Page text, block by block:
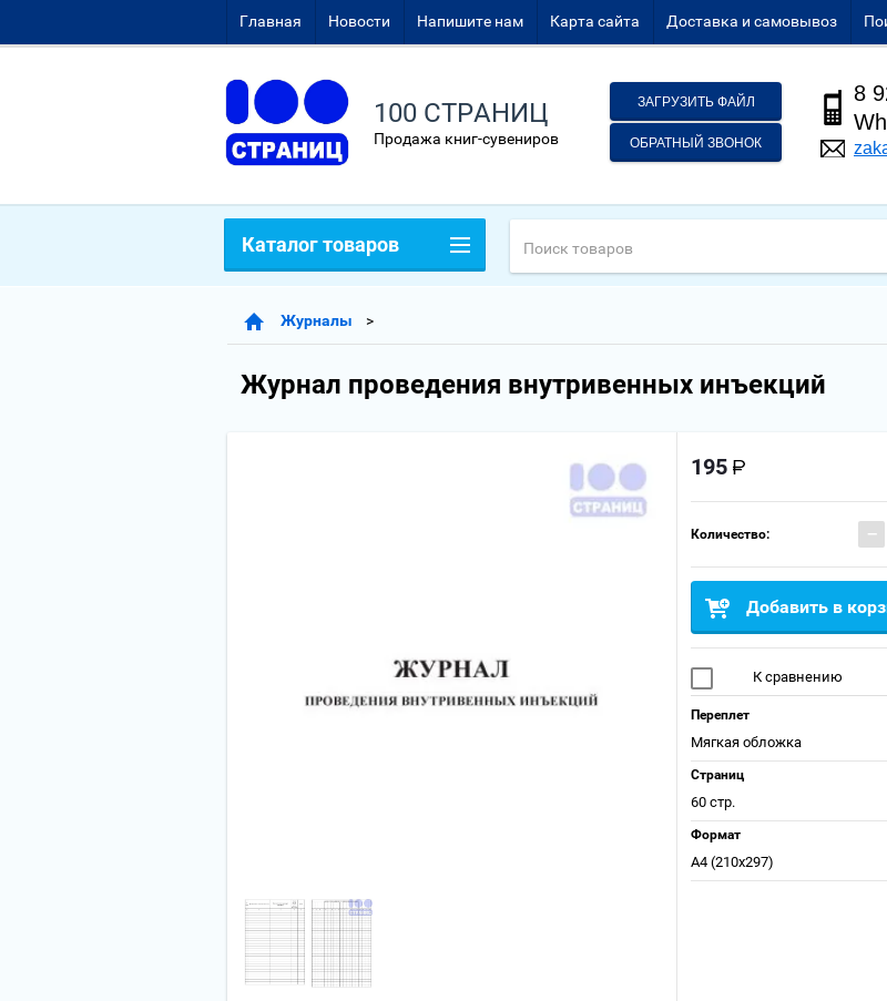
Главная Новости Напишите нам Карта сайта Доставка и самовывоз
100 СТРАНИЦ
Продажа книг-сувениров
ЗАГРУЗИТЬ ФАЙЛ
ОБРАТНЫЙ ЗВОНОК
8
Журналы
Журнал проведения внутривенных инъекций
195
Количество: −
Добавить в
К сравнению
Переплет
Мягкая обложка
Страниц
60 стр.
Формат
А4 (210x297)
Каталог товаров